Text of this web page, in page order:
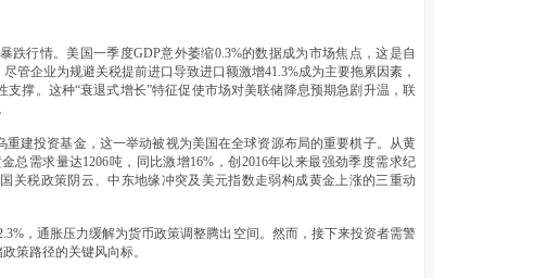
行情。美国一季度GDP意外萎缩0.3%的数据成为市场焦点，这是自
管企业为规避关税提前进口导致进口额激增41.3%成为主要拖累因素，
撑。这种“衰退式增长”特征促使市场对美联储降息预期急剧升温，联
建投资基金，这一举动被视为美国在全球资源布局的重要棋子。从黄
需求量达1206吨，同比激增16%，创2016年以来最强劲季度需求纪
关税政策阴云、中东地缘冲突及美元指数走弱构成黄金上涨的三重动
，通胀压力缓解为货币政策调整腾出空间。然而，接下来投资者需警
策路径的关键风向标。